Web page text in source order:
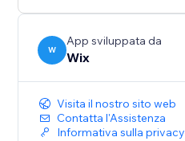
W
App sviluppata da
Wix
Visita il nostro sito web
Contatta l'Assistenza
Informativa sulla privacy